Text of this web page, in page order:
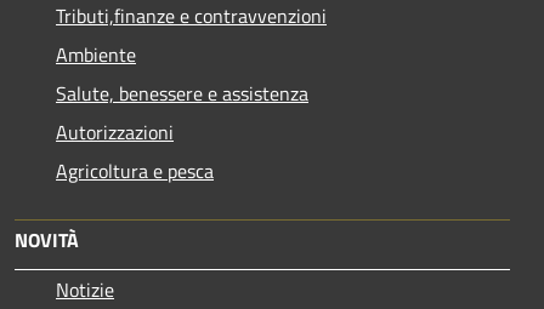
Tributi,finanze e contravvenzioni
Ambiente
Salute, benessere e assistenza
Autorizzazioni
Agricoltura e pesca
NOVITÀ
Notizie